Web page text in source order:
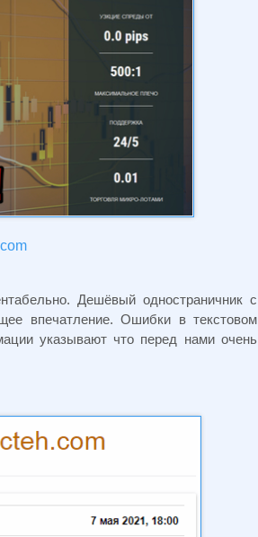
Дешёвый одностраничник с
впечатление. Ошибки в текстовом
указывают что перед нами очень